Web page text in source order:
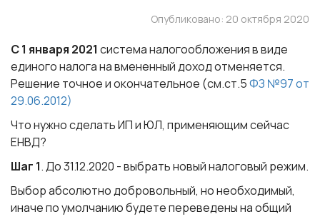
Опубликовано: 20 октября 2020
С 1 января 2021 система налогообложения в виде
единого налога на вмененный доход отменяется.
Решение точное и окончательное (см.ст.5ФЗ №97 от
29.06.2012)
Что нужно сделать ИП и ЮЛ, применяющим сейчас
ЕНВД?
Шаг 1. До 31.12.2020 - выбрать новый налоговый режим.
Выбор абсолютно добровольный, но необходимый,
иначе по умолчанию будете переведены на общий